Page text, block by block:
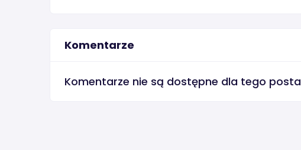
Komentarze
Komentarze nie są dostępne dla tego posta